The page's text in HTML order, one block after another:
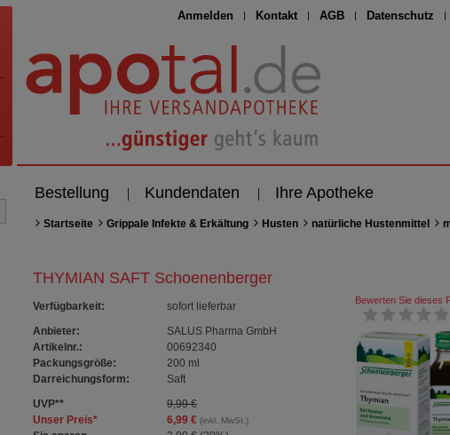
Anmelden Kontakt AGB Datenschutz
Bestellung Kundendaten Ihre Apotheke
Startseite Grippale Infekte & Erkältung Husten natürliche Hustenmittel
THYMIAN SAFT Schoenenberger
Verfügbarkeit:
sofort lieferbar
Anbieter:
SALUS Pharma GmbH
Artikelnr.:
00692340
Packungsgröße:
200 ml
Darreichungsform:
Saft
UVP**
9,99 €
Unser Preis* 6,99 €(inkl. MwSt.)
Bewerten Sie dieses